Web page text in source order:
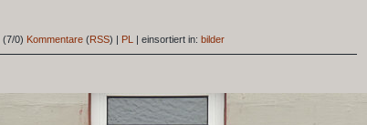
(7/0) Kommentare (RSS) | PL | einsortiert in: bilder